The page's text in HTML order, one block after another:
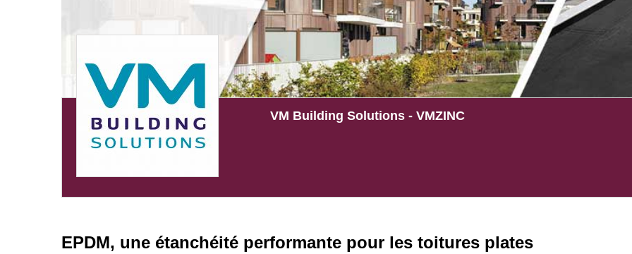
VM Building Solutions - VMZINC
EPDM, une étanchéité performante pour les toitures plates